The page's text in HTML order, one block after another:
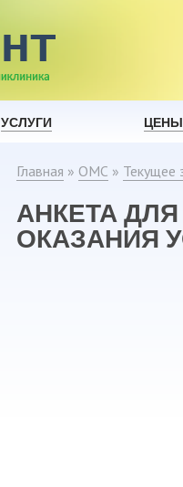
УСЛУГИ ЦЕНЫ
Главная » ОМС » Текущее
АНКЕТА
ОКАЗАНИЯ